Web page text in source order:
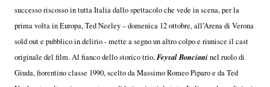
successo riscosso in tutta Italia dallo spettacolo che vede in scena, per la
prima volta in Europa, Ted Neeley – domenica 12 ottobre, all’Arena di Verona
sold out e pubblico in delirio - mette a segno un altro colpo e riunisce il cast
originale del film. Al fianco dello storico trio,Feysal Boncianinel ruolo di
Giuda, fiorentino classe 1990, scelto da Massimo Romeo Piparo e da Ted